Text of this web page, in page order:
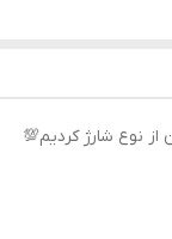
از نوع شارژ کردیم💯